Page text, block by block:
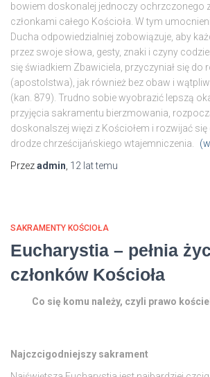
bowiem doskonalej jednoczy ochrzczonego
członkami całego Kościoła. W tym
Ducha odpowiedzialniej zobowiązuje, aby
przez swoje słowa, gesty, znaki i czyny
się świadkiem Zbawiciela, przyczyniał się do
(apostolstwa), jak również bez obaw i
(kan. 879). Trudno sobie wyobrazić lepszą
przyjęcia sakramentu bierzmowania,
doskonalszej więzi z Kościołem i rozwijać
drodze chrześcijańskiego wtajemniczenia.
Przezadmin 12 lattemu
SAKRAMENTY KOŚCIOŁA
Eucharystia – pełnia
członków Kościoła
Co się komu należy, czyli prawo
Najczcigodniejszy sakrament